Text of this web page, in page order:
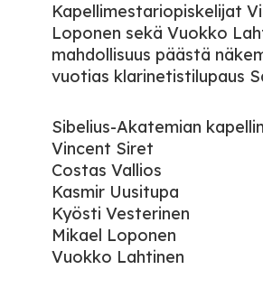
Kapellimestariopiskelijat
Loponen sekä Vuokko
mahdollisuus päästä
vuotias klarinetistilupaus
Sibelius-Akatemian
Vincent Siret
Costas Vallios
Kasmir Uusitupa
Kyösti Vesterinen
Mikael Loponen
Vuokko Lahtinen